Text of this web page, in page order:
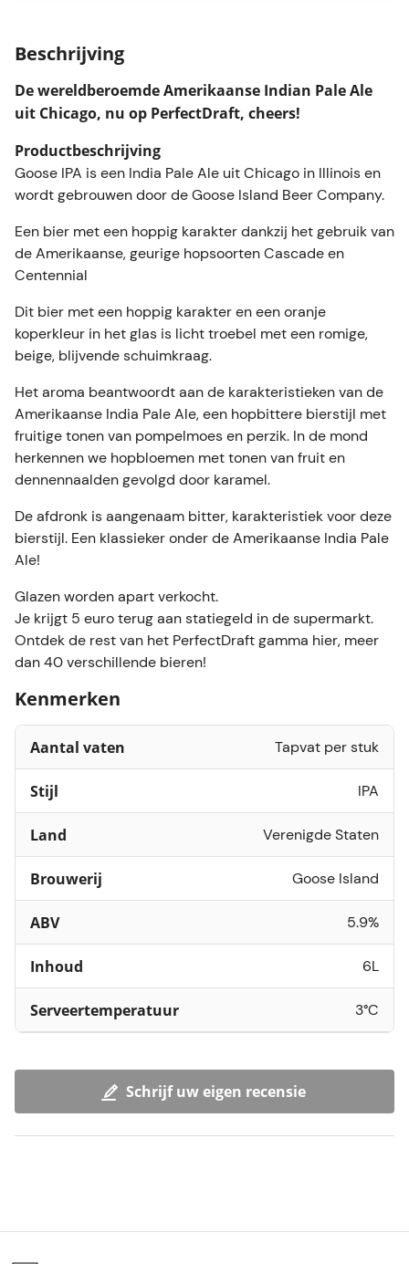
Glazen worden apart verkocht.
Je krijgt 5 euro terug aan statiegeld in de
supermarkt.
meer dan 40 verschillende bieren!
Beschrijving
De wereldberoemde Amerikaanse Indian Pale Ale
uit Chicago, nu op PerfectDraft, cheers!
Productbeschrijving
Goose IPA is een India Pale Ale uit Chicago in Illinois en
wordt gebrouwen door de Goose Island Beer Company.
Een bier met een hoppig karakter dankzij het gebruik van
de Amerikaanse, geurige hopsoorten Cascade en
Centennial
Dit bier met een hoppig karakter en een oranje
koperkleur in het glas is licht troebel met een romige,
beige, blijvende schuimkraag.
Het aroma beantwoordt aan de karakteristieken van de
Amerikaanse India Pale Ale, een hopbittere bierstijl met
fruitige tonen van pompelmoes en perzik. In de mond
herkennen we hopbloemen met tonen van fruit en
dennennaalden gevolgd door karamel.
De afdronk is aangenaam bitter, karakteristiek voor deze
bierstijl. Een klassieker onder de Amerikaanse India Pale
Ale!
Glazen worden apart verkocht.
Je krijgt 5 euro terug aan statiegeld in de supermarkt.
Ontdek de rest van het PerfectDraft gamma hier, meer
dan 40 verschillende bieren!
Kenmerken
Aantal vaten Tapvat per stuk
Stijl IPA
Land Verenigde Staten
Brouwerij Goose Island
ABV 5.9%
Inhoud 6L
Serveertemperatuur 3°C
Schrijf uw eigen recensie